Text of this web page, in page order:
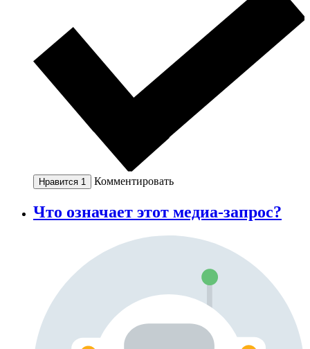
Нравится 1 Комментировать
Что означает этот медиа-запрос?